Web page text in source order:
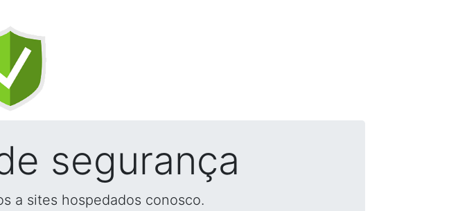
segurança
a sites hospedados conosco.